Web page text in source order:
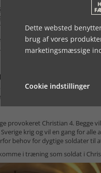
stadig få hele historien om
sig til at høre om den store
tog også beslutninger med
1., Bengerd, Dagmar,
'MAGT' på Danmarks
I
og hjælp kongen
tilbage til Christian 4.’s tid
provokeret Christian 4. Begge
krig og vil en gang for
behov for dygtige soldater til
i træning som soldat i
Dette websted
brug af vores
marketingsmæssige
Cookie indstillinger